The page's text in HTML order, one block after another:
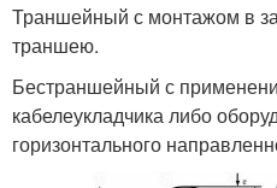
Траншейный с монтажом в
траншею.
Бестраншейный с
кабелеукладчика либо
горизонтального